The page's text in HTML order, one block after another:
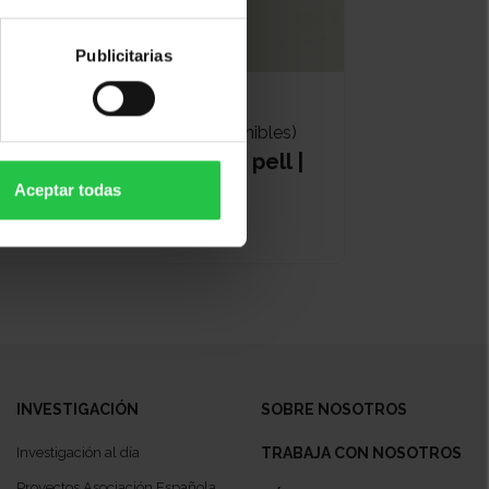
Publicitarias
Aceptar todas
14/10/2026 (Más fechas disponibles)
d'autocura de la pell |
En línia
INVESTIGACIÓN
Investigación al día
SOBRE NOSOTROS
TRABAJA CON NOSOTROS